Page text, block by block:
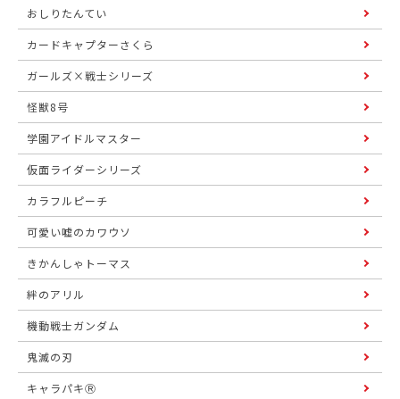
おしりたんてい
カードキャプターさくら
ガールズ×戦士シリーズ
怪獣8号
学園アイドルマスター
仮面ライダーシリーズ
カラフルピーチ
可愛い嘘のカワウソ
きかんしゃトーマス
絆のアリル
機動戦士ガンダム
鬼滅の刃
キャラパキⓇ